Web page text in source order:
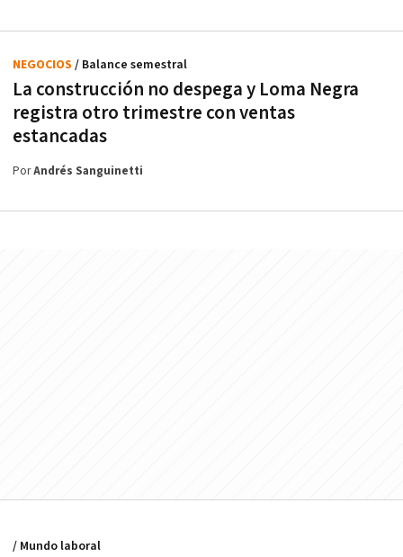
La construcción no despega y Loma Negra
registra otro trimestre con ventas
estancadas
NEGOCIOS / Balance semestral
PorAndrés Sanguinetti
/ Mundo laboral